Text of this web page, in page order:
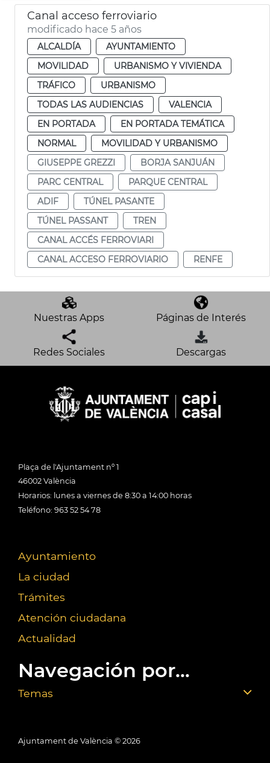
Canal acceso ferroviario
modificado hace 5 años
ALCALDÍA
AYUNTAMIENTO
MOVILIDAD
URBANISMO Y VIVIENDA
TRÁFICO
URBANISMO
TODAS LAS AUDIENCIAS
VALENCIA
EN PORTADA
EN PORTADA TEMÁTICA
NORMAL
MOVILIDAD Y URBANISMO
GIUSEPPE GREZZI
BORJA SANJUÁN
PARC CENTRAL
PARQUE CENTRAL
ADIF
TÚNEL PASANTE
TÚNEL PASSANT
TREN
CANAL ACCÉS FERROVIARI
CANAL ACCESO FERROVIARIO
RENFE
Nuestras Apps Páginas de Interés
Redes Sociales Descargas
Plaça de l'Ajuntament nº 1
46002 València
Horarios: lunes a viernes de 8:30 a 14:00 horas
Teléfono: 963 52 54 78
Ayuntamiento
La ciudad
Trámites
Atención ciudadana
Actualidad
Navegación por...
Temas
Ajuntament de València © 2026